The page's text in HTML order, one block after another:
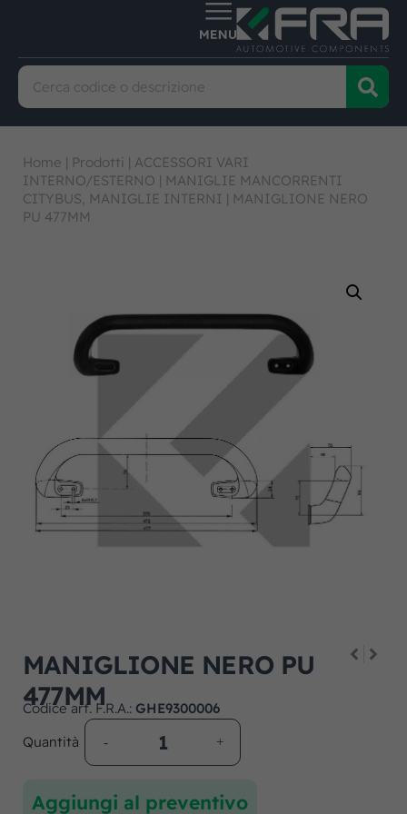
Home | Prodotti | ACCESSORI VARI
INTERNO/ESTERNO | MANIGLIE MANCORRENTI
CITYBUS, MANIGLIE INTERNI | MANIGLIONE NERO
PU 477MM
MANIGLIONE NERO PU
477MM
Codice art. F.R.A.: GHE9300006
Quantità
Aggiungi al preventivo